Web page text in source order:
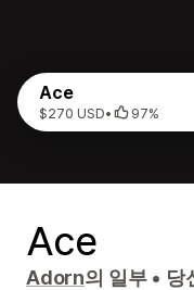
Ace
$270 USD• 97%
Ace
Adorn의 일부 • 당